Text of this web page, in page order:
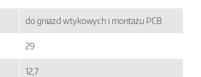
do gniazd wtykowych i montażu PCB
29
12,7